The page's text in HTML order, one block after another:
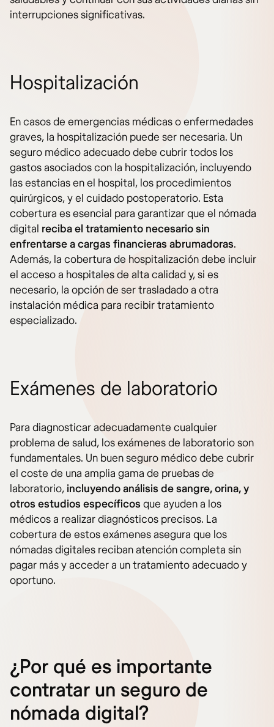
interrupciones significativas.
Hospitalización
En casos de emergencias médicas o enfermedades
graves, la hospitalización puede ser necesaria. Un
seguro médico adecuado debe cubrir todos los
gastos asociados con la hospitalización, incluyendo
las estancias en el hospital, los procedimientos
quirúrgicos, y el cuidado postoperatorio. Esta
cobertura es esencial para garantizar que el nómada
digital reciba el tratamiento necesario sin
enfrentarse a cargas financieras abrumadoras.
Además, la cobertura de hospitalización debe incluir
el acceso a hospitales de alta calidad y, si es
necesario, la opción de ser trasladado a otra
instalación médica para recibir tratamiento
especializado.
Exámenes de laboratorio
Para diagnosticar adecuadamente cualquier
problema de salud, los exámenes de laboratorio son
fundamentales. Un buen seguro médico debe cubrir
el coste de una amplia gama de pruebas de
laboratorio, incluyendo análisis de sangre, orina, y
otros estudios específicosque ayuden a los
médicos a realizar diagnósticos precisos. La
cobertura de estos exámenes asegura que los
nómadas digitales reciban atención completa sin
pagar más y acceder a un tratamiento adecuado y
oportuno.
¿Por qué es importante
contratar un seguro de
nómada digital?